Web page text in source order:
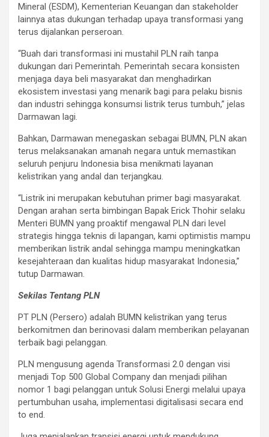
Mineral (ESDM), Kementerian Keuangan dan stakeholder
lainnya atas dukungan terhadap upaya transformasi yang
terus dijalankan perseroan.
“Buah dari transformasi ini mustahil PLN raih tanpa
dukungan dari Pemerintah. Pemerintah secara konsisten
menjaga daya beli masyarakat dan menghadirkan
ekosistem investasi yang menarik bagi para pelaku bisnis
dan industri sehingga konsumsi listrik terus tumbuh,” jelas
Darmawan lagi.
Bahkan, Darmawan menegaskan sebagai BUMN, PLN akan
terus melaksanakan amanah negara untuk memastikan
seluruh penjuru Indonesia bisa menikmati layanan
kelistrikan yang andal dan terjangkau.
“Listrik ini merupakan kebutuhan primer bagi masyarakat.
Dengan arahan serta bimbingan Bapak Erick Thohir selaku
Menteri BUMN yang proaktif mengawal PLN dari level
strategis hingga teknis di lapangan, kami optimistis mampu
memberikan listrik andal sehingga mampu meningkatkan
kesejahteraan dan kualitas hidup masyarakat Indonesia,”
tutup Darmawan.
Sekilas Tentang PLN
PT PLN (Persero) adalah BUMN kelistrikan yang terus
berkomitmen dan berinovasi dalam memberikan pelayanan
terbaik bagi pelanggan.
PLN mengusung agenda Transformasi 2.0 dengan visi
menjadi Top 500 Global Company dan menjadi pilihan
nomor 1 bagi pelanggan untuk Solusi Energi melalui upaya
pertumbuhan usaha, implementasi digitalisasi secara end
to end.